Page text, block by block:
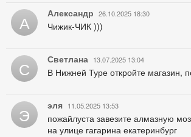
А Александр 26.10.2025 18:30
Чижик-ЧИК )))
С Светлана 13.07.2025 13:04
В Нижней Туре откройте магазин,
Э эля 11.05.2025 13:53
пожайлуста завезите алмазную
на улице гагарина екатеринбург